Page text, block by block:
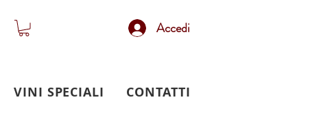
Accedi
VINI SPECIALI CONTATTI